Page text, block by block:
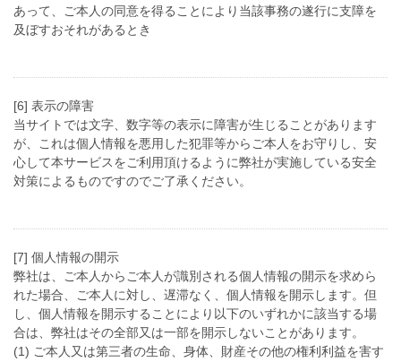
あって、ご本人の同意を得ることにより当該事務の遂行に支障を
及ぼすおそれがあるとき
[6] 表示の障害
当サイトでは文字、数字等の表示に障害が生じることがあります
が、これは個人情報を悪用した犯罪等からご本人をお守りし、安
心して本サービスをご利用頂けるように弊社が実施している安全
対策によるものですのでご了承ください。
[7] 個人情報の開示
弊社は、ご本人からご本人が識別される個人情報の開示を求めら
れた場合、ご本人に対し、遅滞なく、個人情報を開示します。但
し、個人情報を開示することにより以下のいずれかに該当する場
合は、弊社はその全部又は一部を開示しないことがあります。
(1) ご本人又は第三者の生命、身体、財産その他の権利利益を害す